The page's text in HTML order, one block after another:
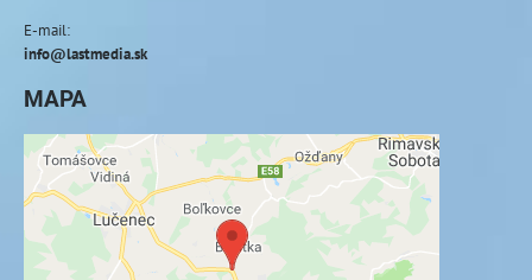
E-mail:
info@lastmedia.sk
MAPA
Externý obsah je blokovaný Voľbami
súkromia
Prajete si načítať externý obsah?